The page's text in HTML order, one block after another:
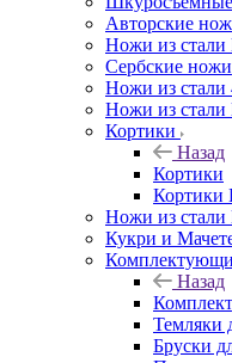
Авторские
Ножи из стали
Сербские ножи
Ножи из стали
Ножи из стали
Кортики
Назад
Кортики
Кортики
Ножи из стали
Кукри и
Назад
Темляки
Бруски